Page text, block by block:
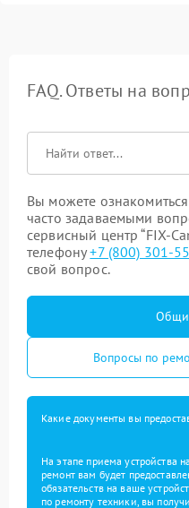
FAQ. Ответы на
Вы можете
часто задаваемыми
сервисный центр “FIX-
телефону+7 (800) 301-
свой вопрос.
Вопросы по
Какие документы вы
На этапе приема устройства
ремонт вам будет
обязательств на ваше
по ремонту техники, вы